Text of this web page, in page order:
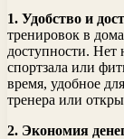
1. Удобство и
тренировок в
доступности. Нет
спортзала или
время, удобное
тренера или
2. Экономия